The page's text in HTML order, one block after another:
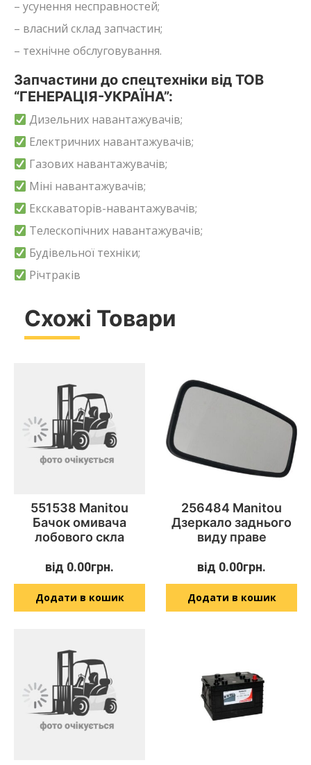
– усунення несправностей;
– власний склад запчастин;
– технічне обслуговування.
Запчастини до спецтехніки від ТОВ
“ГЕНЕРАЦІЯ-УКРАЇНА”:
Дизельних навантажувачів;
Електричних навантажувачів;
Газових навантажувачів;
Міні навантажувачів;
Екскаваторів-навантажувачів;
Телескопічних навантажувачів;
Будівельної техніки;
Річтраків
Схожі Товари
551538 Manitou
Бачок омивача
лобового скла
від 0.00грн.
Додати в кошик
256484 Manitou
Дзеркало заднього
виду праве
від 0.00грн.
Додати в кошик